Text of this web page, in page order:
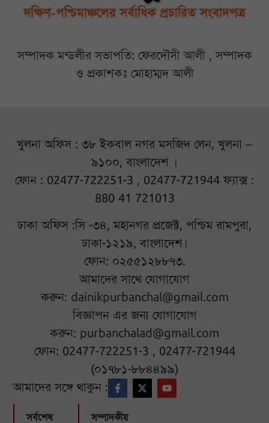
সম্পাদক মন্ডলীর সভাপতি: ফেরদৌসী আলী , সম্পাদক
ও প্রকাশকঃ মোহাম্মদ আলী
খুলনা অফিস : ৩৮ ইকবাল নগর মসজিদ লেন, খুলনা –
৯১০০, বাংলাদেশ ।
ফোন : 02477-722251-3 , 02477-721944 ফ্যাক্স :
880 41 721013
ঢাকা অফিস :সি -৩৪, মহানগর প্রজেক্ট, পশ্চিম রামপুরা,
ঢাকা-১২১৯, বাংলাদেশ।
ফোন: ০২৫৫১২৮৮৭৩.
আমাদের সাথে যোগাযোগ
করুন: dainikpurbanchal@gmail.com
বিজ্ঞাপন এর জন্য যোগাযোগ
করুন: purbanchalad@gmail.com
ফোন: 02477-722251-3 , 02477-721944
(০১৭৮১-৮৮৪৪৯৯)
আমাদের সঙ্গে থাকুন :
সর্বশেষ সম্পাদকীয়